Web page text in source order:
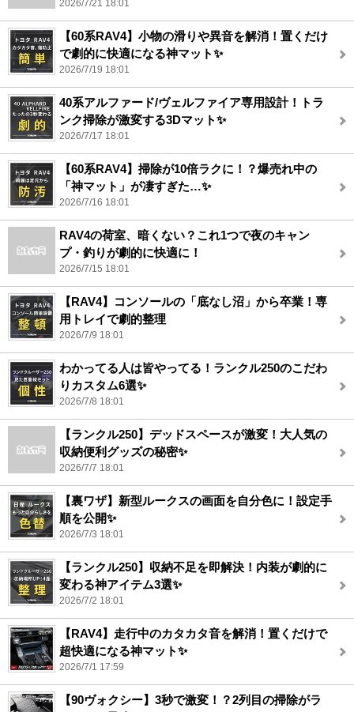
2026/7/21 18:01
【60系RAV4】小物の滑りや異音を解消！置くだけ
で劇的に快適になる神マット✨
2026/7/19 18:01
40系アルファード/ヴェルファイア専用設計！トラ
ンク掃除が激変する3Dマット✨
2026/7/17 18:01
【60系RAV4】掃除が10倍ラクに！？爆売れ中の
「神マット」が凄すぎた…✨
2026/7/16 18:01
RAV4の荷室、暗くない？これ1つで夜のキャン
プ・釣りが劇的に快適に！
2026/7/15 18:01
【RAV4】コンソールの「底なし沼」から卒業！専
用トレイで劇的整理
2026/7/9 18:01
わかってる人は皆やってる！ランクル250のこだわ
りカスタム6選✨
2026/7/8 18:01
【ランクル250】デッドスペースが激変！大人気の
収納便利グッズの秘密✨
2026/7/7 18:01
【裏ワザ】新型ルークスの画面を自分色に！設定手
順を公開✨
2026/7/3 18:01
【ランクル250】収納不足を即解決！内装が劇的に
変わる神アイテム3選✨
2026/7/2 18:01
【RAV4】走行中のカタカタ音を解消！置くだけで
超快適になる神マット✨
2026/7/1 17:59
【90ヴォクシー】3秒で激変！？2列目の掃除がラ